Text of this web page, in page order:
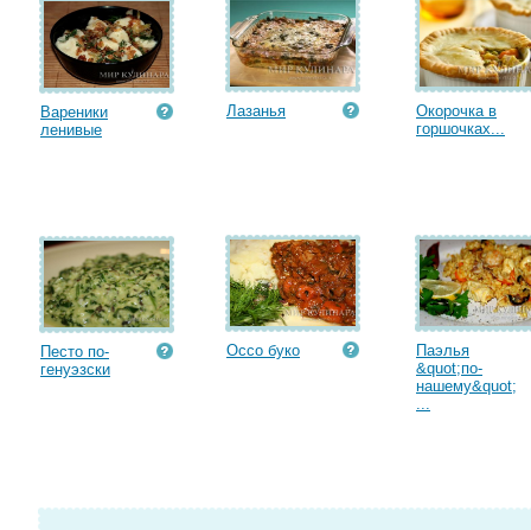
Вареники
ленивые
Лазанья
Окорочка в
горшочках...
Песто по-
генуэзски
Оссо буко
Паэлья
&quot;по-
нашему&quot;
...